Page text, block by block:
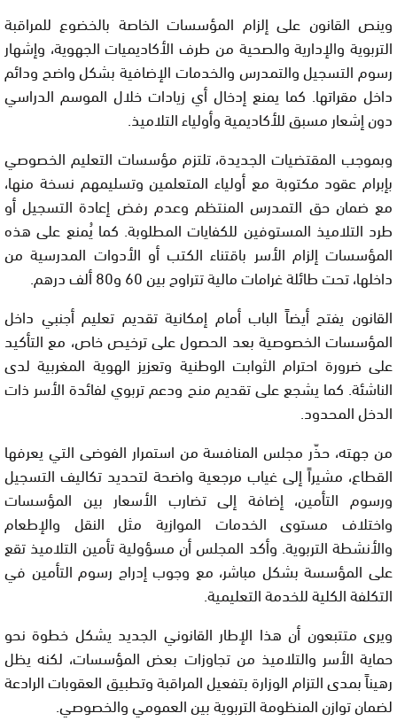
وينص القانون على إلزام المؤسسات الخاصة بالخضوع للمراقبة
التربوية والإدارية والصحية من طرف الأكاديميات الجهوية، وإشهار
رسوم التسجيل والتمدرس والخدمات الإضافية بشكل واضح ودائم
داخل مقراتها. كما يمنع إدخال أي زيادات خلال الموسم الدراسي
دون إشعار مسبق للأكاديمية وأولياء التلاميذ.
وبموجب المقتضيات الجديدة، تلتزم مؤسسات التعليم الخصوصي
بإبرام عقود مكتوبة مع أولياء المتعلمين وتسليمهم نسخة منها،
مع ضمان حق التمدرس المنتظم وعدم رفض إعادة التسجيل أو
طرد التلاميذ المستوفين للكفايات المطلوبة. كما يُمنع على هذه
المؤسسات إلزام الأسر باقتناء الكتب أو الأدوات المدرسية من
داخلها، تحت طائلة غرامات مالية تتراوح بين 60 و80 ألف درهم.
القانون يفتح أيضاً الباب أمام إمكانية تقديم تعليم أجنبي داخل
المؤسسات الخصوصية بعد الحصول على ترخيص خاص، مع التأكيد
على ضرورة احترام الثوابت الوطنية وتعزيز الهوية المغربية لدى
الناشئة. كما يشجع على تقديم منح ودعم تربوي لفائدة الأسر ذات
الدخل المحدود.
من جهته، حذّر مجلس المنافسة من استمرار الفوضى التي يعرفها
القطاع، مشيراً إلى غياب مرجعية واضحة لتحديد تكاليف التسجيل
ورسوم التأمين، إضافة إلى تضارب الأسعار بين المؤسسات
واختلاف مستوى الخدمات الموازية مثل النقل والإطعام
والأنشطة التربوية. وأكد المجلس أن مسؤولية تأمين التلاميذ تقع
على المؤسسة بشكل مباشر، مع وجوب إدراج رسوم التأمين في
التكلفة الكلية للخدمة التعليمية.
ويرى متتبعون أن هذا الإطار القانوني الجديد يشكل خطوة نحو
حماية الأسر والتلاميذ من تجاوزات بعض المؤسسات، لكنه يظل
رهيناً بمدى التزام الوزارة بتفعيل المراقبة وتطبيق العقوبات الرادعة
لضمان توازن المنظومة التربوية بين العمومي والخصوصي.